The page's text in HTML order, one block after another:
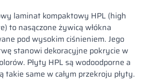
laminat kompaktowy HPL (high
to nasączone żywicą włókna
pod wysokim ciśnieniem. Jego
stanowi dekoracyjne pokrycie w
Płyty HPL są wodoodporne a
takie same w całym przekroju płyty.